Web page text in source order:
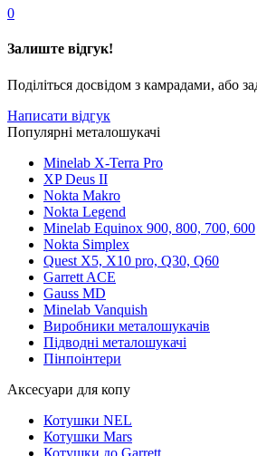
0
Залиште відгук!
Поділіться досвідом з камрадами, або
Написати відгук
Популярні металошукачі
Minelab X-Terra Pro
XP Deus II
Nokta Makro
Nokta Legend
Minelab Equinox 900, 800, 700, 600
Nokta Simplex
Quest X5, X10 pro, Q30, Q60
Garrett ACE
Gauss MD
Minelab Vanquish
Виробники металошукачів
Підводні металошукачі
Пінпоінтери
Аксесуари для копу
Котушки NEL
Котушки Mars
Котушки до Garrett